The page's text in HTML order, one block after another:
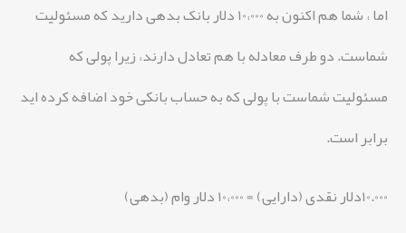
اما ، شما هم اکنون به 10،000 دلار بانک بدهی دارید که مسئولیت
شماست. دو طرف معادله با هم تعادل دارند، زیرا پولی که
مسئولیت شماست با پولی که به حساب بانکی خود اضافه کرده اید
برابر است.
10.000دلار نقدی (دارایی) = 10،000 دلار وام (بدهی)